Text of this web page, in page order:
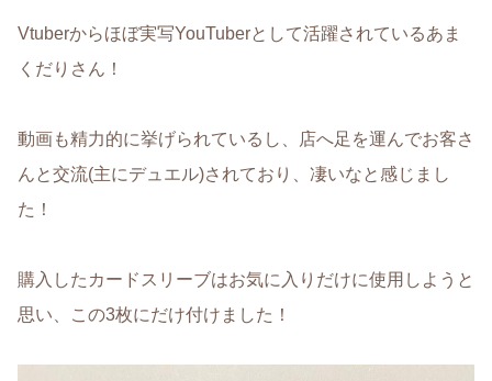
Vtuberからほぼ実写YouTuberとして活躍されているあま
くだりさん！
動画も精力的に挙げられているし、店へ足を運んでお客さ
んと交流(主にデュエル)されており、凄いなと感じまし
た！
購入したカードスリーブはお気に入りだけに使用しようと
思い、この3枚にだけ付けました！